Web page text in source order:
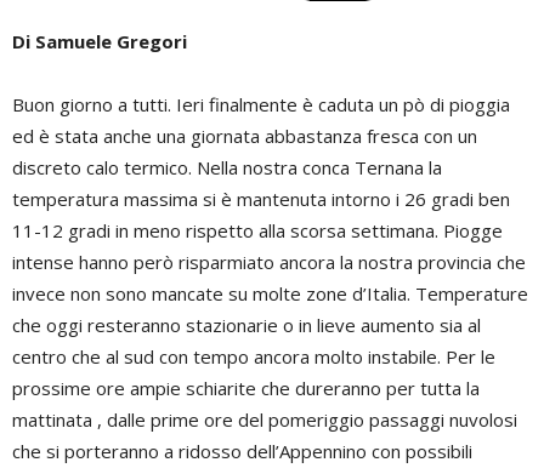
Di Samuele Gregori
Buon giorno a tutti. Ieri finalmente è caduta un pò di pioggia
ed è stata anche una giornata abbastanza fresca con un
discreto calo termico. Nella nostra conca Ternana la
temperatura massima si è mantenuta intorno i 26 gradi ben
11-12 gradi in meno rispetto alla scorsa settimana. Piogge
intense hanno però risparmiato ancora la nostra provincia che
invece non sono mancate su molte zone d’Italia. Temperature
che oggi resteranno stazionarie o in lieve aumento sia al
centro che al sud con tempo ancora molto instabile. Per le
prossime ore ampie schiarite che dureranno per tutta la
mattinata , dalle prime ore del pomeriggio passaggi nuvolosi
che si porteranno a ridosso dell’Appennino con possibili